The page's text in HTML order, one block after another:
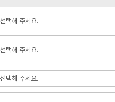
택해 주세요.
택해 주세요.
택해 주세요.